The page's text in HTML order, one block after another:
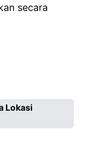
secara
Lokasi